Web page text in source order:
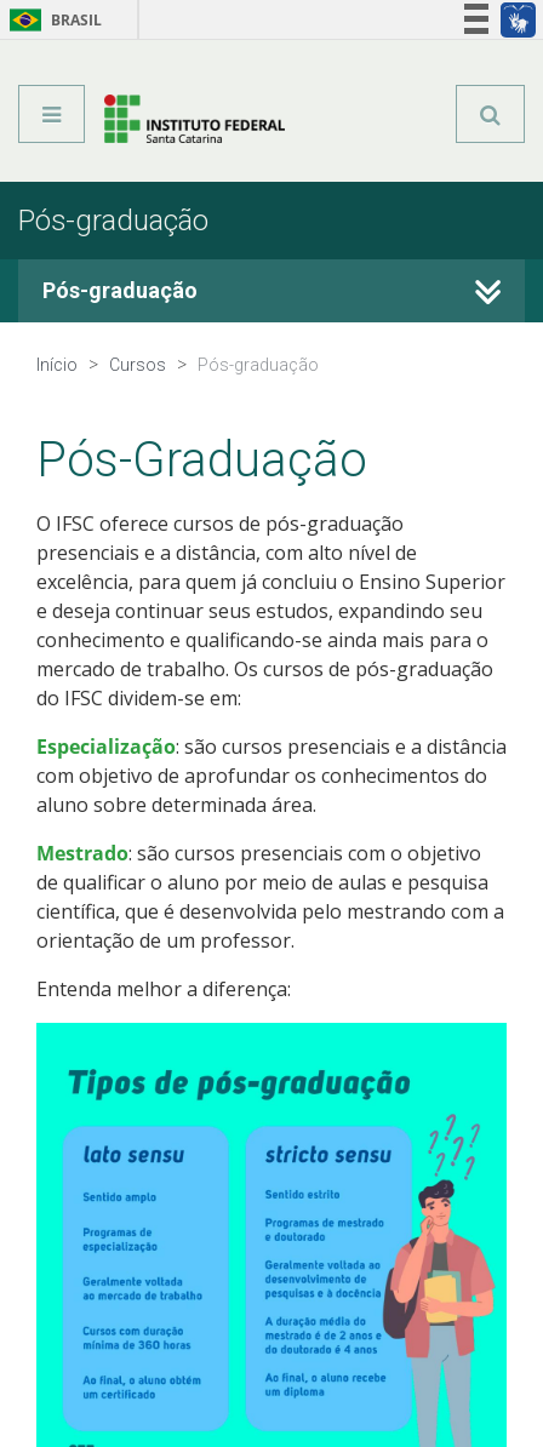
BRASIL
Pós-graduação
Pós-graduação
Cursos Técnicos
Qualificação Profissional
Pós-graduação
Educação a Distância
Educação de Jovens e Adultos
Transferências e retornos
PartiuIF
Parcerias
Processo de Inscrição
Processos Seletivos
Cotas
Orientações para comprovação de cotas
Inscrições e acompanhamento
Início Cursos Pós-graduação
Pós-Graduação
O IFSC oferece cursos de pós-graduação
presenciais e a distância, com alto nível de
excelência, para quem já concluiu o Ensino Superior
e deseja continuar seus estudos, expandindo seu
conhecimento e qualificando-se ainda mais para o
mercado de trabalho. Os cursos de pós-graduação
do IFSC dividem-se em:
Especialização: são cursos presenciais e a distância
com objetivo de aprofundar os conhecimentos do
aluno sobre determinada área.
Mestrado: são cursos presenciais com o objetivo
de qualificar o aluno por meio de aulas e pesquisa
científica, que é desenvolvida pelo mestrando com a
orientação de um professor.
Entenda melhor a diferença: